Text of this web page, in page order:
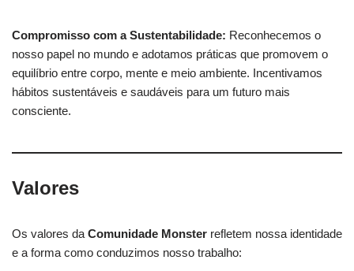
Compromisso com a Sustentabilidade: Reconhecemos o
nosso papel no mundo e adotamos práticas que promovem o
equilíbrio entre corpo, mente e meio ambiente. Incentivamos
hábitos sustentáveis e saudáveis para um futuro mais
consciente.
Valores
Os valores da Comunidade Monster refletem nossa identidade
e a forma como conduzimos nosso trabalho: